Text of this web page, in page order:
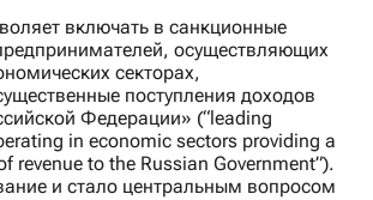
включать в санкционные
осуществляющих
секторах,
поступления доходов
Федерации» (“leading
in economic sectors providing a
revenue to the Russian Government”).
и стало центральным вопросом